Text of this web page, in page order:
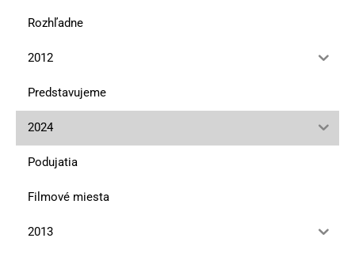
Rozhľadne
2012
Predstavujeme
2024
Podujatia
Filmové miesta
2013